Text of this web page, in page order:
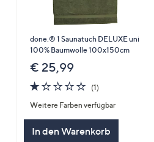
done.® 1 Saunatuch DELUXE uni
100% Baumwolle 100x150cm
€ 25,99
1.0
von
5
(1)
Weitere Farben verfügbar
In den Warenkorb